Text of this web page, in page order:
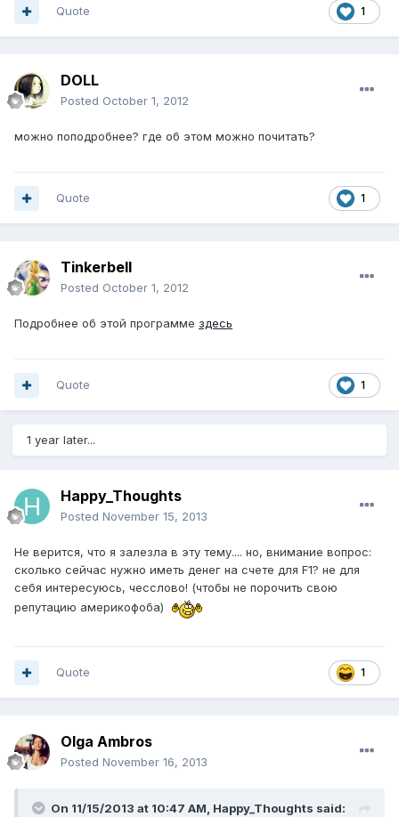
1
Quote
DOLL
Posted October 1, 2012
можно поподробнее? где об этом можно почитать?
1
Quote
Tinkerbell
Posted October 1, 2012
Подробнее об этой программе здесь
1
Quote
1 year later...
Happy_Thoughts
Posted November 15, 2013
Не верится, что я залезла в эту тему.... но, внимание вопрос:
сколько сейчас нужно иметь денег на счете для F1? не для
себя интересуюсь, чесслово! (чтобы не порочить свою
репутацию америкофоба)
1
Quote
Olga Ambros
Posted November 16, 2013
On 11/15/2013 at 10:47 AM, Happy_Thoughts said: